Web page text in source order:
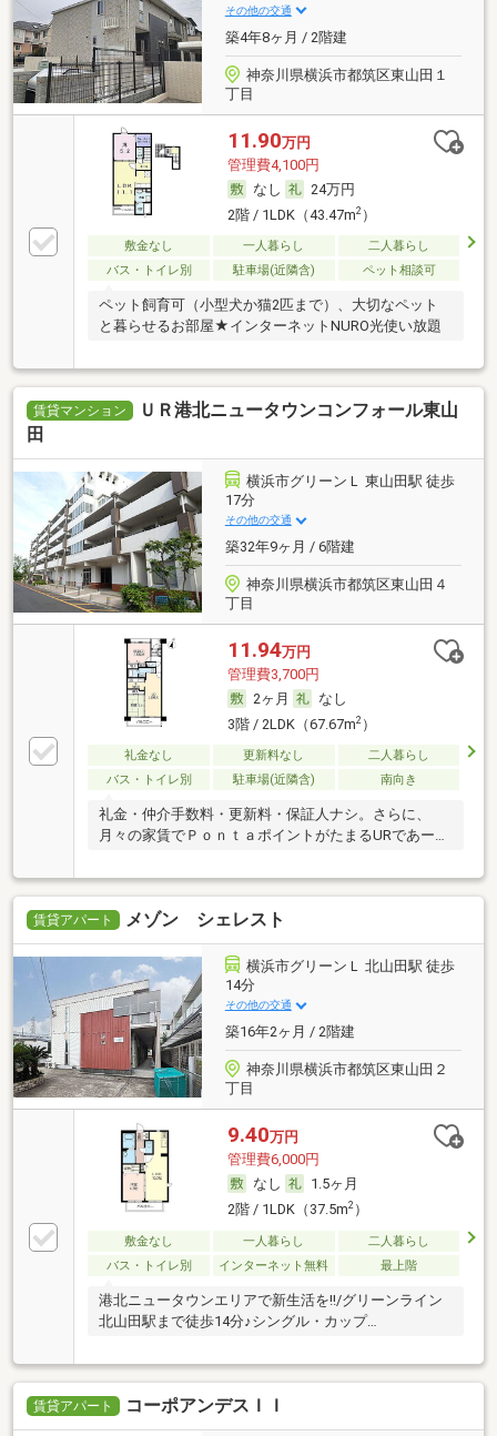
その他の交通
築4年8ヶ月 / 2階建
神奈川県横浜市都筑区東山田１
丁目
11.90万円
管理費4,100円
なし
24万円
2階 / 1LDK（43.47m2）
敷金なし 一人暮らし
二人暮らし
バス・トイレ別
駐車場(近隣含) ペット相談可
ペット飼育可（小型犬か猫2匹まで）、大切なペット
と暮らせるお部屋★インターネットNURO光使い放題
賃貸マンション
ＵＲ港北ニュータウンコンフォール東山
田
横浜市グリーンＬ 東山田駅 徒歩
17分
その他の交通
築32年9ヶ月 / 6階建
神奈川県横浜市都筑区東山田４
丁目
11.94万円
管理費3,700円
2ヶ月
なし
3階 / 2LDK（67.67m2）
礼金なし 更新料なし
二人暮らし
バス・トイレ別
駐車場(近隣含) 南向き
礼金・仲介手数料・更新料・保証人ナシ。さらに、
月々の家賃でＰｏｎｔａポイントがたまるURであー
賃貸アパート メゾン シェレスト
横浜市グリーンＬ 北山田駅 徒歩
14分
その他の交通
築16年2ヶ月 / 2階建
神奈川県横浜市都筑区東山田２
丁目
9.40万円
管理費6,000円
なし
1.5ヶ月
2階 / 1LDK（37.5m2）
敷金なし 一人暮らし
二人暮らし
バス・トイレ別
インターネット無料 最上階
港北ニュータウンエリアで新生活を!!/グリーンライン
北山田駅まで徒歩14分♪シングル・カップ…
賃貸アパート コーポアンデスＩＩ